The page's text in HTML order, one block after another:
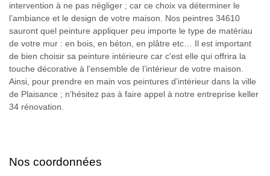
intervention à ne pas négliger ; car ce choix va déterminer le
l’ambiance et le design de votre maison. Nos peintres 34610
sauront quel peinture appliquer peu importe le type de matériau
de votre mur : en bois, en béton, en plâtre etc… Il est important
de bien choisir sa peinture intérieure car c'est elle qui offrira la
touche décorative à l'ensemble de l’intérieur de votre maison.
Ainsi, pour prendre en main vos peintures d’intérieur dans la ville
de Plaisance ; n’hésitez pas à faire appel à notre entreprise keller
34 rénovation.
Nos coordonnées